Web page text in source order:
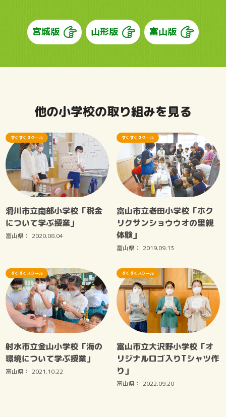
宮城版 山形版 富山版
他の小学校の取り組みを見る
滑川市立南部小学校「税金
について学ぶ授業」
富山県： 2020.08.04
すくすくスクール
富山市立老田小学校「ホク
リクサンショウウオの里親
体験」
富山県： 2019.09.13
すくすくスクール
射水市立金山小学校「海の
環境について学ぶ授業」
富山県： 2021.10.22
すくすくスクール
富山市立大沢野小学校「オ
リジナルロゴ入りTシャツ作
り」
富山県： 2022.09.20
すくすくスクール